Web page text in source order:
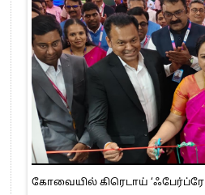
கோவையில் கிரெடாய்